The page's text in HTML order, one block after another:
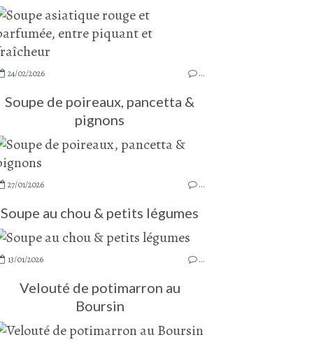
24/02/2026 …
Soupe de poireaux, pancetta &
pignons
27/01/2026 …
Soupe au chou & petits légumes
13/01/2026 …
Velouté de potimarron au
Boursin